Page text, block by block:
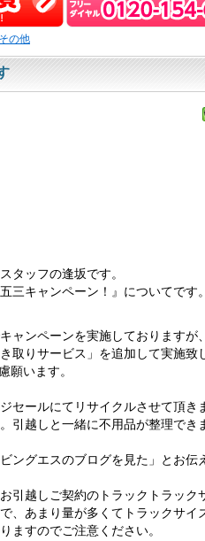
その他
タッフの逢坂です。
三キャンペーン！』についてです
ャンペーンを実施しておりますが
取りサービス」を追加して実施致
願います。
セールにてリサイクルさせて頂き
引越しと一緒に不用品が整理でき
ングエスのブログを見た」とお伝
引越しご契約のトラックトラック
あまり量が多くてトラックサイ
すのでご注意ください。